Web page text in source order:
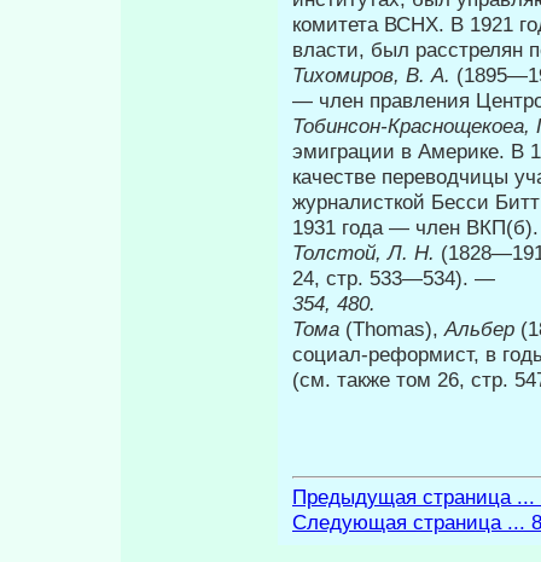
комитета ВСНХ. В 1921
власти, был расстрелян
Тихомиров, В. А.
— член правления
Тобинсон-Краснощекоеа,
эмиграции в Америке. В
качестве переводчицы
журналисткой Бесси
1931 года — член
Толстой, Л. Н.
24, стр. 533—534). —
354, 480.
Тома (Thomas),Альбер
социал-реформист, в
(см. также том 26, стр.
Предыдущая страница ...
Следующая страница ...